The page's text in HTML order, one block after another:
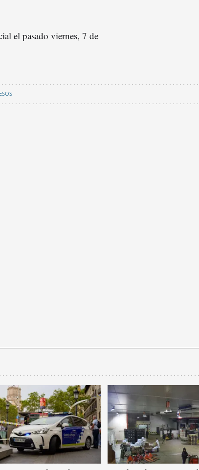
el pasado viernes, 7 de